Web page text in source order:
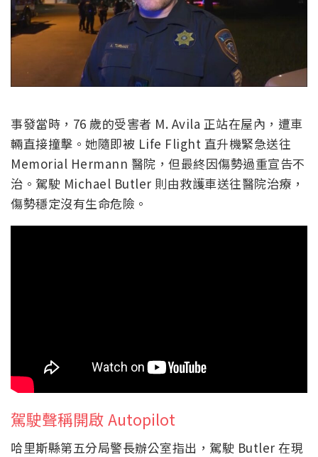
事發當時，76 歲的受害者 M. Avila 正站在屋內，遭車
輛直接撞擊。她隨即被 Life Flight 直升機緊急送往
Memorial Hermann 醫院，但最終因傷勢過重宣告不
治。駕駛 Michael Butler 則由救護車送往醫院治療，
傷勢穩定沒有生命危險。
駕駛聲稱開啟 Autopilot
哈里斯縣第五分局警長辦公室指出，駕駛 Butler 在現